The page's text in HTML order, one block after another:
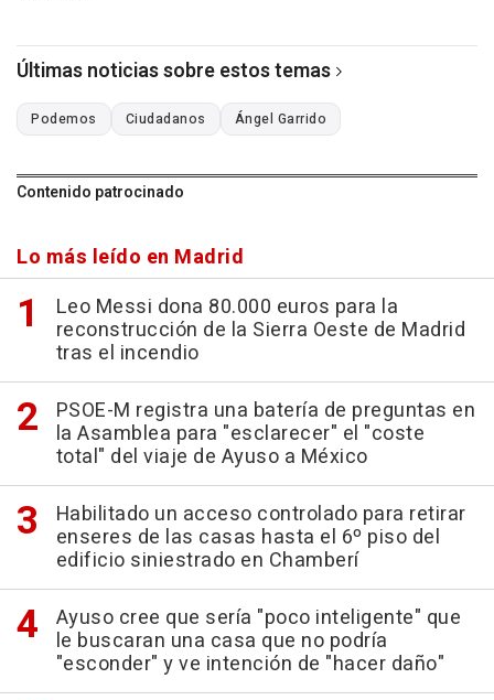
Últimas noticias sobre estos temas
Podemos Ciudadanos Ángel Garrido
Contenido patrocinado
Lo más leído en Madrid
Leo Messi dona 80.000 euros para la
reconstrucción de la Sierra Oeste de Madrid
tras el incendio
PSOE-M registra una batería de preguntas en
la Asamblea para "esclarecer" el "coste
total" del viaje de Ayuso a México
Habilitado un acceso controlado para retirar
enseres de las casas hasta el 6º piso del
edificio siniestrado en Chamberí
Ayuso cree que sería "poco inteligente" que
le buscaran una casa que no podría
"esconder" y ve intención de "hacer daño"